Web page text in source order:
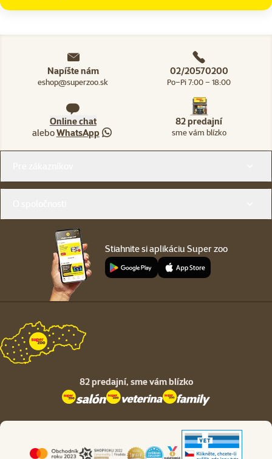
Napíšte nám
eshop@superzoo.sk
02/20570200
Po–Pi 7:00 – 18:00
Online chat
aleboWhatsApp
82 predajní
sme vám blízko
Stiahnite si aplikáciu Super zoo
82 predajní, sme vám blízko